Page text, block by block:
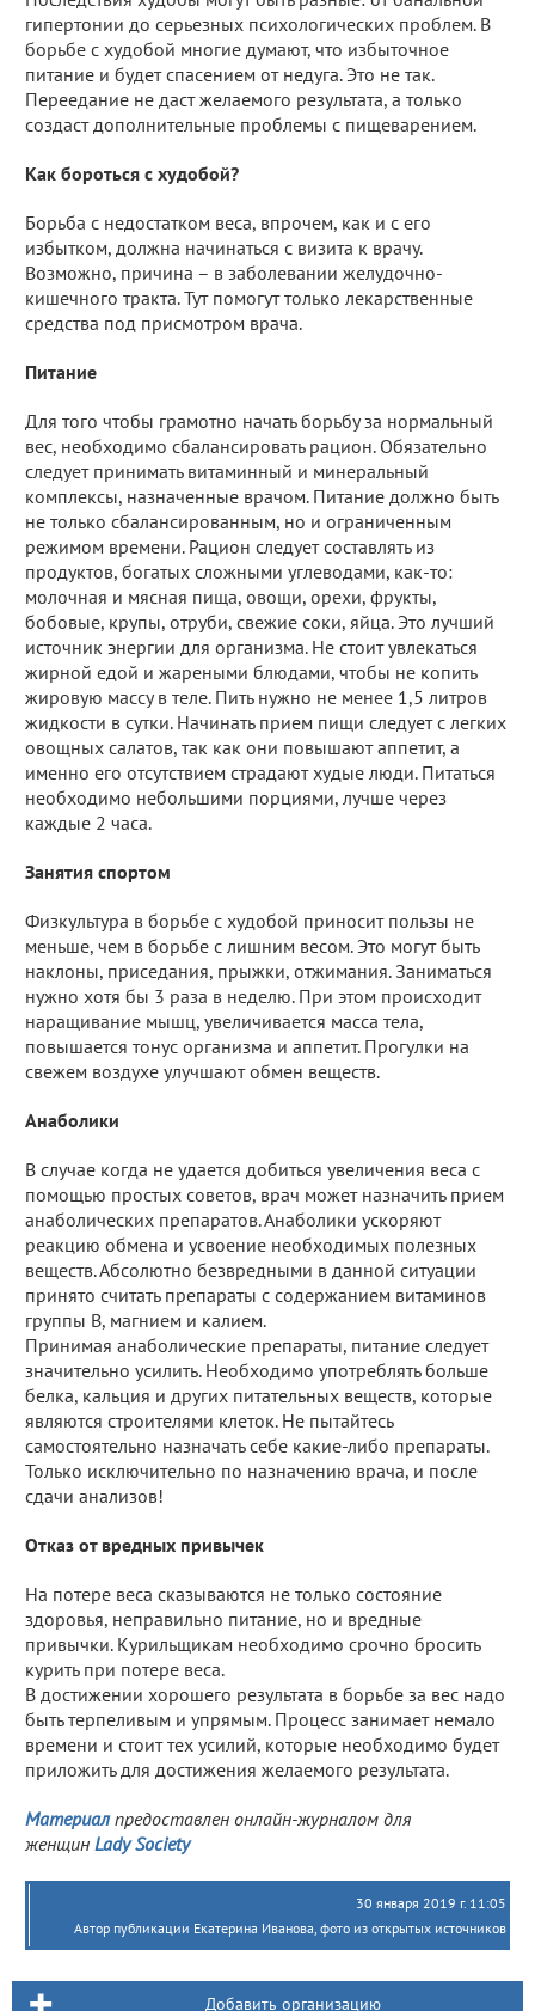
гипертонии до серьезных психологических проблем. В
борьбе с худобой многие думают, что избыточное
питание и будет спасением от недуга. Это не так.
Переедание не даст желаемого результата, а только
создаст дополнительные проблемы с пищеварением.
Как бороться с худобой?
Борьба с недостатком веса, впрочем, как и с его
избытком, должна начинаться с визита к врачу.
Возможно, причина – в заболевании желудочно-
кишечного тракта. Тут помогут только лекарственные
средства под присмотром врача.
Питание
Для того чтобы грамотно начать борьбу за нормальный
вес, необходимо сбалансировать рацион. Обязательно
следует принимать витаминный и минеральный
комплексы, назначенные врачом. Питание должно быть
не только сбалансированным, но и ограниченным
режимом времени. Рацион следует составлять из
продуктов, богатых сложными углеводами, как-то:
молочная и мясная пища, овощи, орехи, фрукты,
бобовые, крупы, отруби, свежие соки, яйца. Это лучший
источник энергии для организма. Не стоит увлекаться
жирной едой и жареными блюдами, чтобы не копить
жировую массу в теле. Пить нужно не менее 1,5 литров
жидкости в сутки. Начинать прием пищи следует с легких
овощных салатов, так как они повышают аппетит, а
именно его отсутствием страдают худые люди. Питаться
необходимо небольшими порциями, лучше через
каждые 2 часа.
Занятия спортом
Физкультура в борьбе с худобой приносит пользы не
меньше, чем в борьбе с лишним весом. Это могут быть
наклоны, приседания, прыжки, отжимания. Заниматься
нужно хотя бы 3 раза в неделю. При этом происходит
наращивание мышц, увеличивается масса тела,
повышается тонус организма и аппетит. Прогулки на
свежем воздухе улучшают обмен веществ.
Анаболики
В случае когда не удается добиться увеличения веса с
помощью простых советов, врач может назначить прием
анаболических препаратов. Анаболики ускоряют
реакцию обмена и усвоение необходимых полезных
веществ. Абсолютно безвредными в данной ситуации
принято считать препараты с содержанием витаминов
группы В, магнием и калием.
Принимая анаболические препараты, питание следует
значительно усилить. Необходимо употреблять больше
белка, кальция и других питательных веществ, которые
являются строителями клеток. Не пытайтесь
самостоятельно назначать себе какие-либо препараты.
Только исключительно по назначению врача, и после
сдачи анализов!
Отказ от вредных привычек
На потере веса сказываются не только состояние
здоровья, неправильно питание, но и вредные
привычки. Курильщикам необходимо срочно бросить
курить при потере веса.
В достижении хорошего результата в борьбе за вес надо
быть терпеливым и упрямым. Процесс занимает немало
времени и стоит тех усилий, которые необходимо будет
приложить для достижения желаемого результата.
Материал предоставлен онлайн-журналом для
женщин Lady Society
30 января 2019 г. 11:05
Автор публикации Екатерина Иванова, фото из открытых источников
Добавить организацию